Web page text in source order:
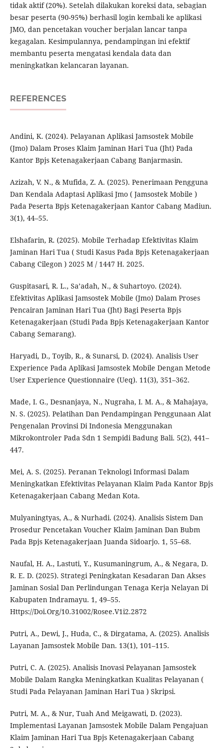
tidak aktif (20%). Setelah dilakukan koreksi data, sebagian
besar peserta (90-95%) berhasil login kembali ke aplikasi
JMO, dan pencetakan voucher berjalan lancar tanpa
kegagalan. Kesimpulannya, pendampingan ini efektif
membantu peserta mengatasi kendala data dan
meningkatkan kelancaran layanan.
REFERENCES
Andini, K. (2024). Pelayanan Aplikasi Jamsostek Mobile
(Jmo) Dalam Proses Klaim Jaminan Hari Tua (Jht) Pada
Kantor Bpjs Ketenagakerjaan Cabang Banjarmasin.
Azizah, V. N., & Mufida, Z. A. (2025). Penerimaan Pengguna
Dan Kendala Adaptasi Aplikasi Jmo ( Jamsostek Mobile )
Pada Peserta Bpjs Ketenagakerjaan Kantor Cabang Madiun.
3(1), 44–55.
Elshafarin, R. (2025). Mobile Terhadap Efektivitas Klaim
Jaminan Hari Tua ( Studi Kasus Pada Bpjs Ketenagakerjaan
Cabang Cilegon ) 2025 M / 1447 H. 2025.
Guspitasari, R. L., Sa’adah, N., & Suhartoyo. (2024).
Efektivitas Aplikasi Jamsostek Mobile (Jmo) Dalam Proses
Pencairan Jaminan Hari Tua (Jht) Bagi Peserta Bpjs
Ketenagakerjaan (Studi Pada Bpjs Ketenagakerjaan Kantor
Cabang Semarang).
Haryadi, D., Toyib, R., & Sunarsi, D. (2024). Analisis User
Experience Pada Aplikasi Jamsostek Mobile Dengan Metode
User Experience Questionnaire (Ueq). 11(3), 351–362.
Made, I. G., Desnanjaya, N., Nugraha, I. M. A., & Mahajaya,
N. S. (2025). Pelatihan Dan Pendampingan Penggunaan Alat
Pengenalan Provinsi Di Indonesia Menggunakan
Mikrokontroler Pada Sdn 1 Sempidi Badung Bali. 5(2), 441–
447.
Mei, A. S. (2025). Peranan Teknologi Informasi Dalam
Meningkatkan Efektivitas Pelayanan Klaim Pada Kantor Bpjs
Ketenagakerjaan Cabang Medan Kota.
Mulyaningtyas, A., & Nurhadi. (2024). Analisis Sistem Dan
Prosedur Pencetakan Voucher Klaim Jaminan Dan Bubm
Pada Bpjs Ketenagakerjaan Juanda Sidoarjo. 1, 55–68.
Naufal, H. A., Lastuti, Y., Kusumaningrum, A., & Negara, D.
R. E. D. (2025). Strategi Peningkatan Kesadaran Dan Akses
Jaminan Sosial Dan Perlindungan Tenaga Kerja Nelayan Di
Kabupaten Indramayu. 1, 49–55.
Https://Doi.Org/10.31002/Rosee.V1i2.2872
Putri, A., Dewi, J., Huda, C., & Dirgatama, A. (2025). Analisis
Layanan Jamsostek Mobile Dan. 13(1), 101–115.
Putri, C. A. (2025). Analisis Inovasi Pelayanan Jamsostek
Mobile Dalam Rangka Meningkatkan Kualitas Pelayanan (
Studi Pada Pelayanan Jaminan Hari Tua ) Skripsi.
Putri, M. A., & Nur, Tuah And Meigawati, D. (2023).
Implementasi Layanan Jamsostek Mobile Dalam Pengajuan
Klaim Jaminan Hari Tua Bpjs Ketenagakerjaan Cabang